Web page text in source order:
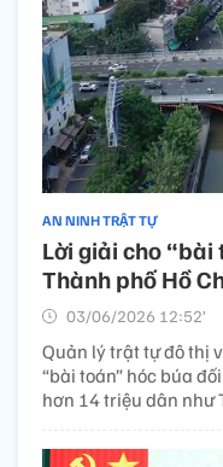
AN NINH TRẬT TỰ
Lời giải cho
Thành phố Hồ
03/06/2026 12:52’
Quản lý trật tự đô thị
“bài toán” hóc búa
hơn 14 triệu dân như